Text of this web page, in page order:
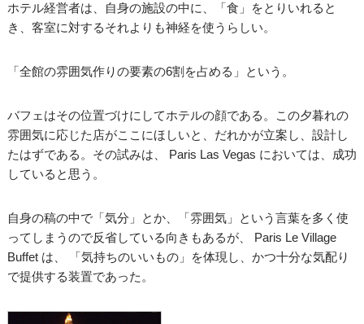
ホテル経営者は、自身の施設の中に、「食」をとりいれると
き、客室に対するそれよりも神経を使うらしい。
「全館の雰囲気作りの要素の6割を占める」という。
バフェはその位置づけにしてホテルの顔である。この夕暮れの
雰囲気に応じた店がここにほしいと、だれかが立案し、設計し
たはずである。その試みは、 Paris Las Vegas においては、成功
していると思う。
自身の稿の中で「気分」とか、「雰囲気」という言葉を多く使
ってしまうので反省している向きもあるが、 Paris Le Village
Buffet は、 「気持ちのいいもの」を体現し、かつ十分な気配り
で提供する装置であった。